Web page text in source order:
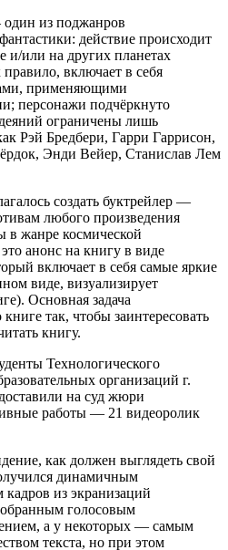
из поджанров
действие происходит
и/или на других планетах
включает в себя
применяющими
персонажи подчёркнуто
ограничены лишь
Рэй Бредбери, Гарри Гаррисон,
Энди Вейер, Станислав Лем
создать буктрейлер —
любого произведения
в жанре космической
анонс на книгу в виде
включает в себя самые яркие
виде, визуализирует
Основная задача
так, чтобы заинтересовать
книгу.
Технологического
организаций г.
на суд жюри
работы — 21 видеоролик
как должен выглядеть свой
динамичным
из экранизаций
голосовым
а у некоторых — самым
текста, но при этом